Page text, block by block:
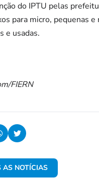
do IPTU pelas
para micro, pequenas
e usadas.
FIERN
AS NOTÍCIAS